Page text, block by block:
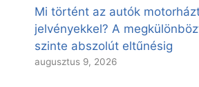
Mi történt az autók
jelvényekkel? A
szinte abszolút eltűnésig
augusztus 9, 2026